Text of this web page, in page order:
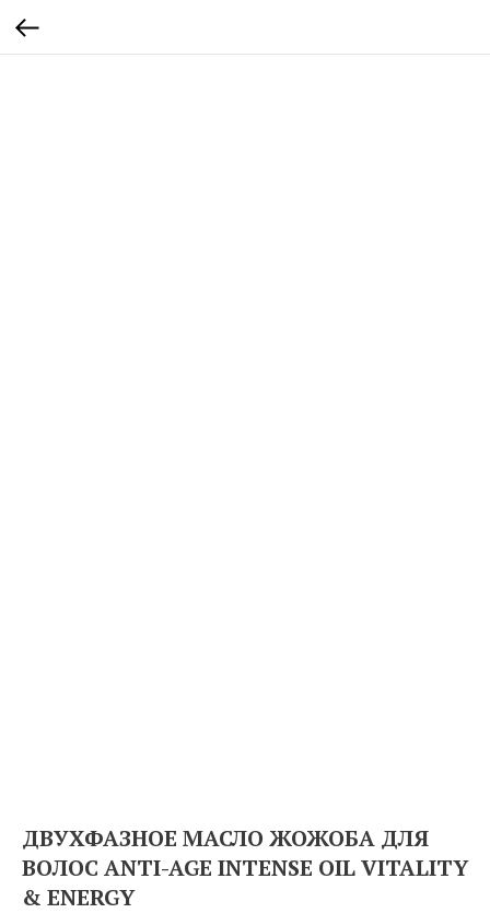
ДВУХФАЗНОЕ МАСЛО ЖОЖОБА ДЛЯ
ВОЛОС ANTI-AGE INTENSE OIL VITALITY
& ENERGY